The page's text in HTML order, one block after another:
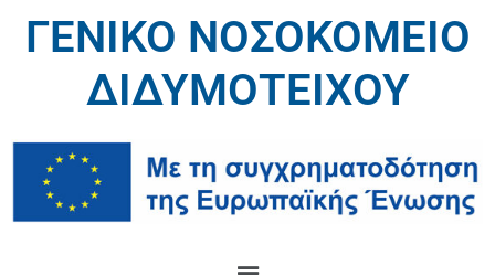
ΓΕΝΙΚΟ ΝΟΣΟΚΟΜΕΙΟ
ΔΙΔΥΜΟΤΕΙΧΟΥ